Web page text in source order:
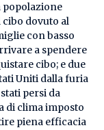
popolazione
cibo dovuto al
con basso
a spendere
cibo; e due
Uniti dalla furia
persi da
di clima imposto
piena efficacia